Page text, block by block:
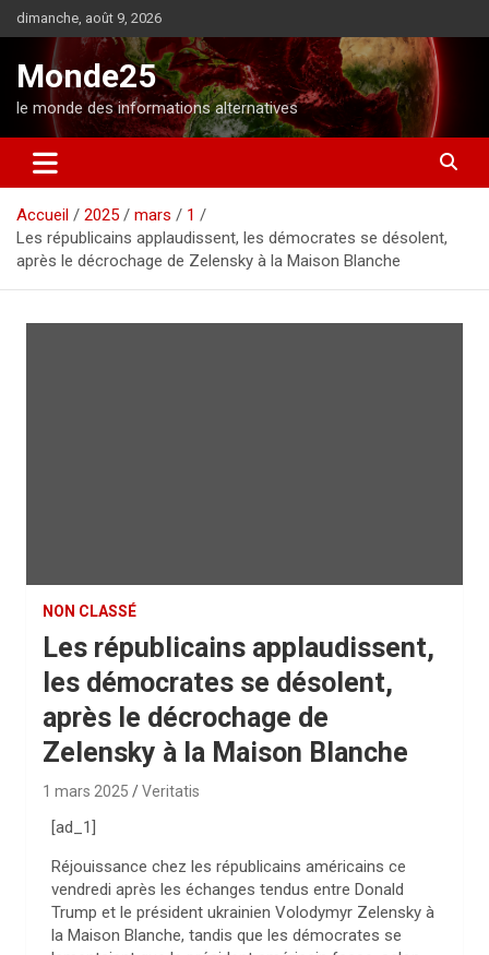
l
o
n
dimanche, août 9, 2026
Monde25
le monde des informations alternatives
Accueil 2025 mars
1
Les républicains applaudissent, les démocrates se désolent,
après le décrochage de Zelensky à la Maison Blanche
NON CLASSÉ
Les républicains applaudissent,
les démocrates se désolent,
après le décrochage de
Zelensky à la Maison Blanche
1 mars 2025 Veritatis
[ad_1]
Réjouissance chez les républicains américains ce
vendredi après les échanges tendus entre Donald
Trump et le président ukrainien Volodymyr Zelensky à
la Maison Blanche, tandis que les démocrates se